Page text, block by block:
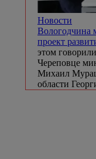
Новости
Вологодчина
проект
этом
Череповце
Михаил
области